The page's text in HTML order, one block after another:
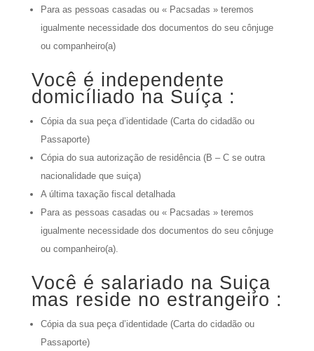
Para as pessoas casadas ou « Pacsadas » teremos
igualmente necessidade dos documentos do seu cônjuge
ou companheiro(a)
Você é independente
domicíliado na Suíça :
Cópia da sua peça d’identidade (Carta do cidadão ou
Passaporte)
Cópia do sua autorização de residência (B – C se outra
nacionalidade que suiça)
A última taxação fiscal detalhada
Para as pessoas casadas ou « Pacsadas » teremos
igualmente necessidade dos documentos do seu cônjuge
ou companheiro(a).
Você é salariado na Suiça
mas reside no estrangeiro :
Cópia da sua peça d’identidade (Carta do cidadão ou
Passaporte)